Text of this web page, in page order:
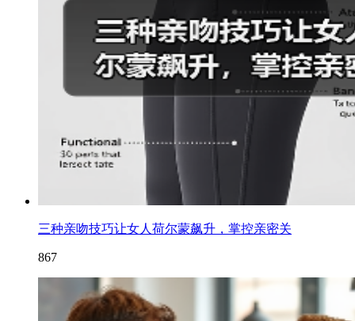
三种亲吻技巧让女人荷尔蒙飙升，掌控亲密关
867